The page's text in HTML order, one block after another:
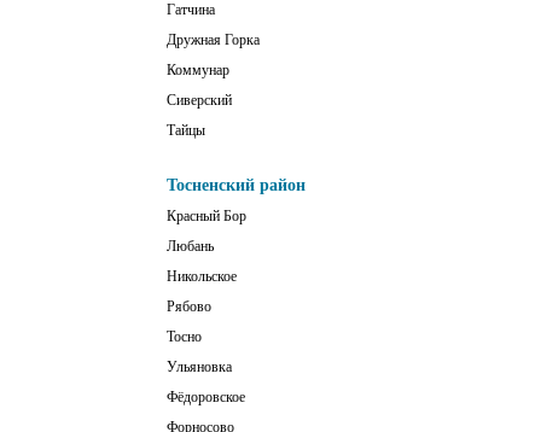
Гатчина
Дружная Горка
Коммунар
Сиверский
Тайцы
Тосненский район
Красный Бор
Любань
Никольское
Рябово
Тосно
Ульяновка
Фёдоровское
Форносово